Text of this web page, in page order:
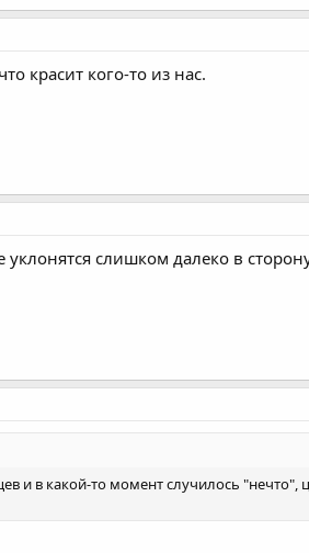
красит кого-то из нас.
слишком далеко в
и в какой-то момент случилось "нечто",